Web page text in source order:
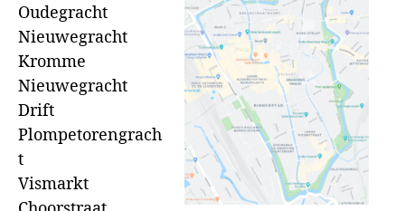
Oudegracht
Nieuwegracht
Kromme
Nieuwegracht
Drift
Plompetorengrach
t
Vismarkt